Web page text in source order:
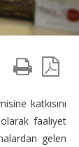
katkısını
faaliyet
gelen